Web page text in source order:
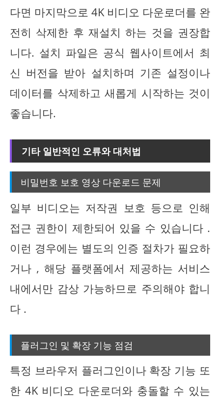
다면 마지막으로 4K 비디오 다운로더를 완
전히 삭제한 후 재설치 하는 것을 권장합
니다. 설치 파일은 공식 웹사이트에서 최
신 버전을 받아 설치하며 기존 설정이나
데이터를 삭제하고 새롭게 시작하는 것이
좋습니다.
기타 일반적인 오류와 대처법
비밀번호 보호 영상 다운로드 문제
일부 비디오는 저작권 보호 등으로 인해
접근 권한이 제한되어 있을 수 있습니다 .
이런 경우에는 별도의 인증 절차가 필요하
거나 , 해당 플랫폼에서 제공하는 서비스
내에서만 감상 가능하므로 주의해야 합니
다 .
플러그인 및 확장 기능 점검
특정 브라우저 플러그인이나 확장 기능 또
한 4K 비디오 다운로더와 충돌할 수 있는